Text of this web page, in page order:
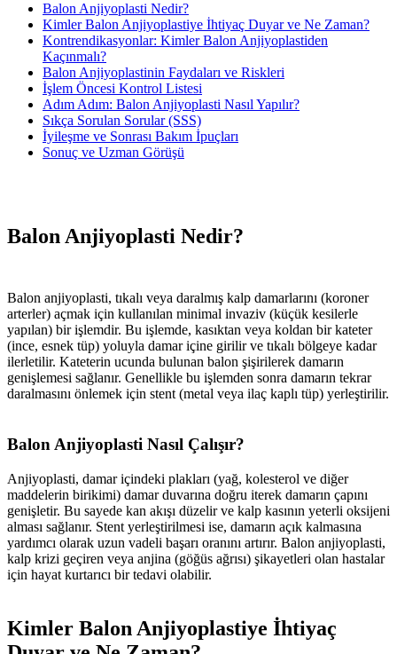
Balon Anjiyoplasti Nedir?
Kimler Balon Anjiyoplastiye İhtiyaç Duyar ve Ne Zaman?
Kontrendikasyonlar: Kimler Balon Anjiyoplastiden
Kaçınmalı?
Balon Anjiyoplastinin Faydaları ve Riskleri
İşlem Öncesi Kontrol Listesi
Adım Adım: Balon Anjiyoplasti Nasıl Yapılır?
Sıkça Sorulan Sorular (SSS)
İyileşme ve Sonrası Bakım İpuçları
Sonuç ve Uzman Görüşü
Balon Anjiyoplasti Nedir?
Balon anjiyoplasti, tıkalı veya daralmış kalp damarlarını (koroner
arterler) açmak için kullanılan minimal invaziv (küçük kesilerle
yapılan) bir işlemdir. Bu işlemde, kasıktan veya koldan bir kateter
(ince, esnek tüp) yoluyla damar içine girilir ve tıkalı bölgeye kadar
ilerletilir. Kateterin ucunda bulunan balon şişirilerek damarın
genişlemesi sağlanır. Genellikle bu işlemden sonra damarın tekrar
daralmasını önlemek için stent (metal veya ilaç kaplı tüp) yerleştirilir.
Balon Anjiyoplasti Nasıl Çalışır?
Anjiyoplasti, damar içindeki plakları (yağ, kolesterol ve diğer
maddelerin birikimi) damar duvarına doğru iterek damarın çapını
genişletir. Bu sayede kan akışı düzelir ve kalp kasının yeterli oksijeni
alması sağlanır. Stent yerleştirilmesi ise, damarın açık kalmasına
yardımcı olarak uzun vadeli başarı oranını artırır. Balon anjiyoplasti,
kalp krizi geçiren veya anjina (göğüs ağrısı) şikayetleri olan hastalar
için hayat kurtarıcı bir tedavi olabilir.
Kimler Balon Anjiyoplastiye İhtiyaç